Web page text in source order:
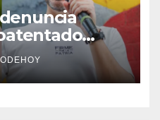
decisión de